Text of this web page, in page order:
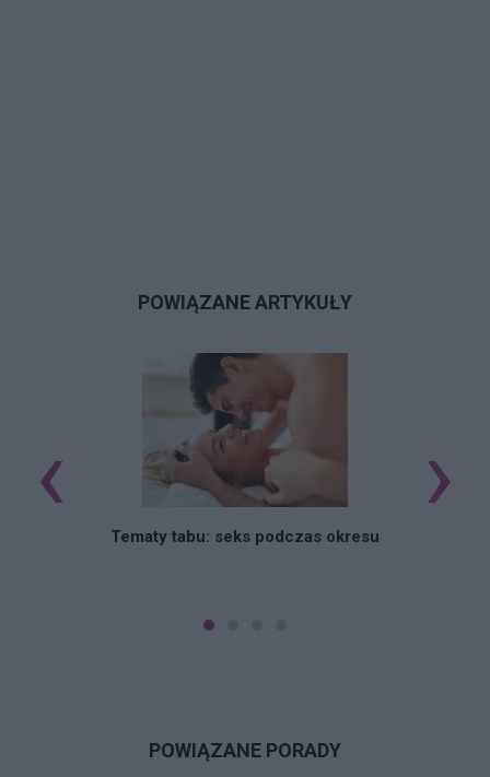
POWIĄZANE ARTYKUŁY
Tematy tabu: seks podczas okresu
‹ ›
POWIĄZANE PORADY